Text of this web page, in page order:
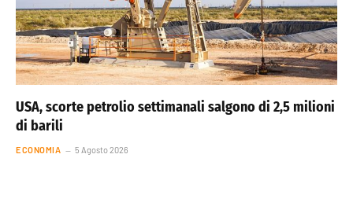
USA, scorte petrolio settimanali salgono di 2,5 milioni
di barili
ECONOMIA 5 Agosto 2026